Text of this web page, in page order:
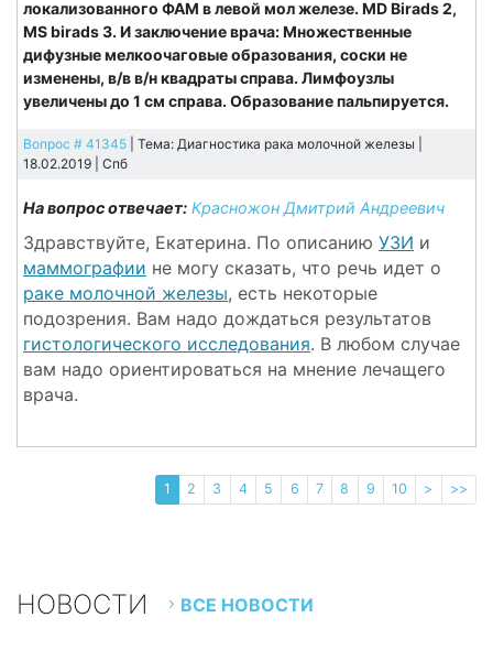
локализованного ФАМ в левой мол железе. MD Birads 2,
MS birads 3. И заключение врача: Множественные
дифузные мелкоочаговые образования, соски не
изменены, в/в в/н квадраты справа. Лимфоузлы
увеличены до 1 см справа. Образование пальпируется.
Вопрос # 41345 | Тема: Диагностика рака молочной железы |
18.02.2019 | Спб
На вопрос отвечает: Красножон Дмитрий Андреевич
Здравствуйте, Екатерина. По описанию УЗИ и
маммографии не могу сказать, что речь идет о
раке молочной железы, есть некоторые
подозрения. Вам надо дождаться результатов
гистологического исследования. В любом случае
вам надо ориентироваться на мнение лечащего
врача.
1 2 3 4 5 6 7 8 9 10 > >>
НОВОСТИ ВСЕ НОВОСТИ